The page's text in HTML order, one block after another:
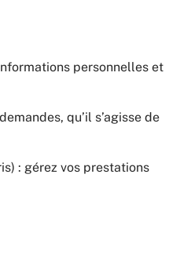
personnelles et
qu’il s’agisse de
: gérez vos prestations